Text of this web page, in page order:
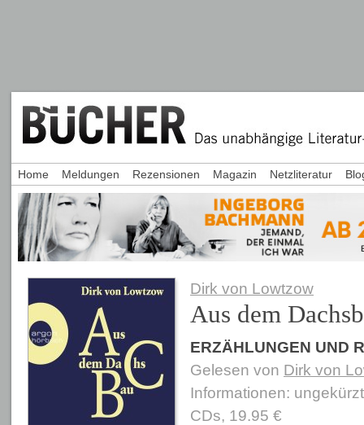
Dirk von Lowtzow
Aus dem
ERZÄHLUNGEN UND
Gelesen von Dirk von
Informationen:
CDs, 19.95 €
Home Meldungen Rezensionen Magazin Netzliteratur